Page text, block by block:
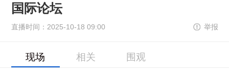
国际论坛
直播时间：2025-10-18 09:00 举报
现场 相关 围观